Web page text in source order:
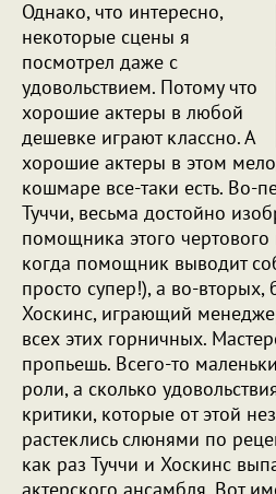
Однако, что интересно,
некоторые сцены я
посмотрел даже с
удовольствием. Потому что
хорошие актеры в любой
дешевке играют классно. А
хорошие актеры в этом
кошмаре все-таки есть. Во-
Туччи, весьма достойно
помощника этого чертового
когда помощник выводит
просто супер!), а во-вторых,
Хоскинс, играющий
всех этих горничных.
пропьешь. Всего-то
роли, а сколько
критики, которые от этой
растеклись слюнями по
как раз Туччи и Хоскинс